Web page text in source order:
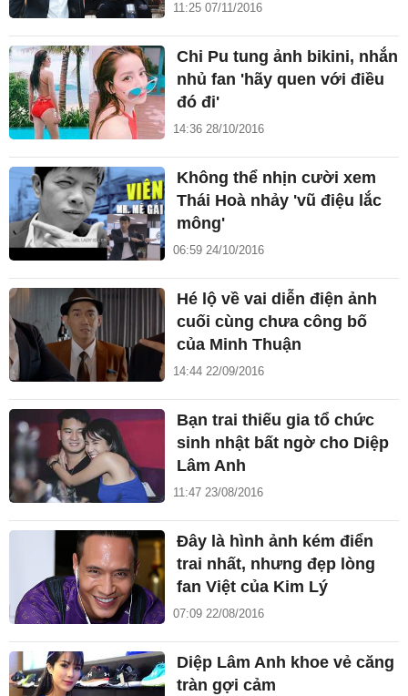
11:25 07/11/2016
Chi Pu tung ảnh bikini, nhắn
nhủ fan 'hãy quen với điều
đó đi'
14:36 28/10/2016
Không thể nhịn cười xem
Thái Hoà nhảy 'vũ điệu lắc
mông'
06:59 24/10/2016
Hé lộ về vai diễn điện ảnh
cuối cùng chưa công bố
của Minh Thuận
14:44 22/09/2016
Bạn trai thiếu gia tổ chức
sinh nhật bất ngờ cho Diệp
Lâm Anh
11:47 23/08/2016
Đây là hình ảnh kém điển
trai nhất, nhưng đẹp lòng
fan Việt của Kim Lý
07:09 22/08/2016
Diệp Lâm Anh khoe vẻ căng
tràn gợi cảm